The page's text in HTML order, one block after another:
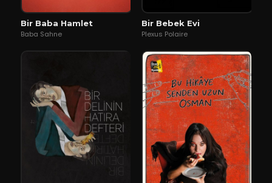
Bir Baba Hamlet
Baba Sahne
Bir Bebek Evi
Plexus Polaire